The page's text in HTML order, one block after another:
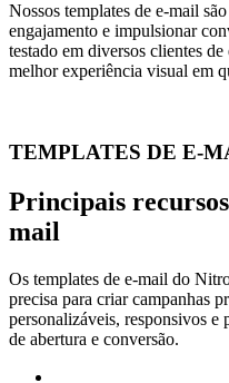
Nossos templates de e-mail
engajamento e impulsionar
testado em diversos clientes
melhor experiência visual em
TEMPLATES DE E-
Principais
mail
Os templates de e-mail do
precisa para criar campanhas
personalizáveis, responsivos e
de abertura e conversão.